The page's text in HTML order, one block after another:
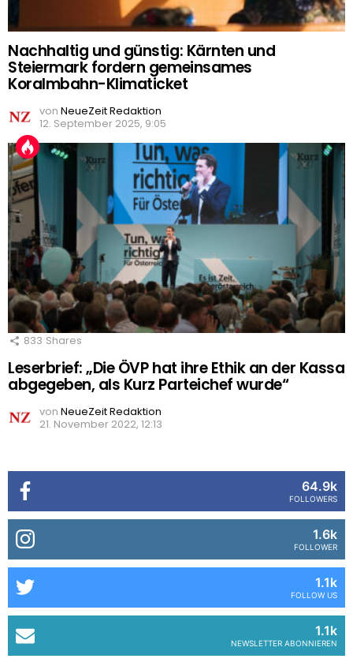
Nachhaltig und günstig: Kärnten und
Steiermark fordern gemeinsames
Koralmbahn-Klimaticket
von NeueZeit Redaktion
12. September 2025, 9:05
833 Shares
Leserbrief: „Die ÖVP hat ihre Ethik an der Kassa
abgegeben, als Kurz Parteichef wurde“
von NeueZeit Redaktion
21. November 2022, 12:13
64.9k
FOLLOWERS
1.6k
FOLLOWER
1.1k
FOLLOW US
1.1k
NEWSLETTER ABONNIEREN